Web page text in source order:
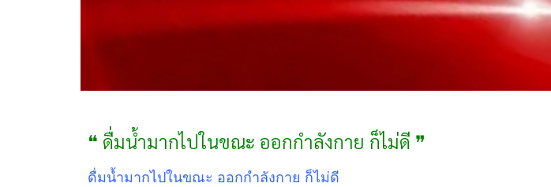
❝ ดื่มน้ำมากไปในขณะ ออกกำลังกาย ก็ไม่ดี ❞
ดื่มน้ำมากไปในขณะ ออกกำลังกาย ก็ไม่ดี